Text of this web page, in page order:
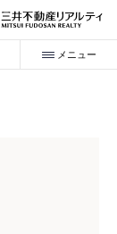
メニュー